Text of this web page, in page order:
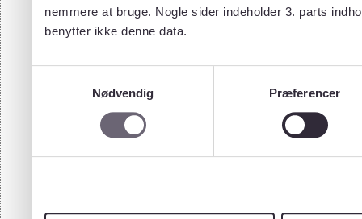
nemmere at bruge. Nogle sider indeholder 3. parts
benytter ikke denne data.
Nødvendig
Præferencer